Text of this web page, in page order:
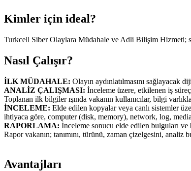
Kimler için ideal?
​Turkcell Siber Olaylara Müdahale ve Adli Bilişim Hizmeti;
Nasıl Çalışır?
İLK MÜDAHALE: Olayın aydınlatılmasını sağlayacak
ANALİZ ÇALIŞMASI: İnceleme üzere, etkilenen iş
Toplanan ilk bilgiler ışında vakanın kullanıcılar, bilgi
İNCELEME: Elde edilen kopyalar veya canlı sistemler
ihtiyaca göre, computer (disk, memory), network, log,
RAPORLAMA: İnceleme sonucu elde edilen bulguları ve
Rapor vakanın; tanımını, türünü, zaman çizelgesini,
Avantajları